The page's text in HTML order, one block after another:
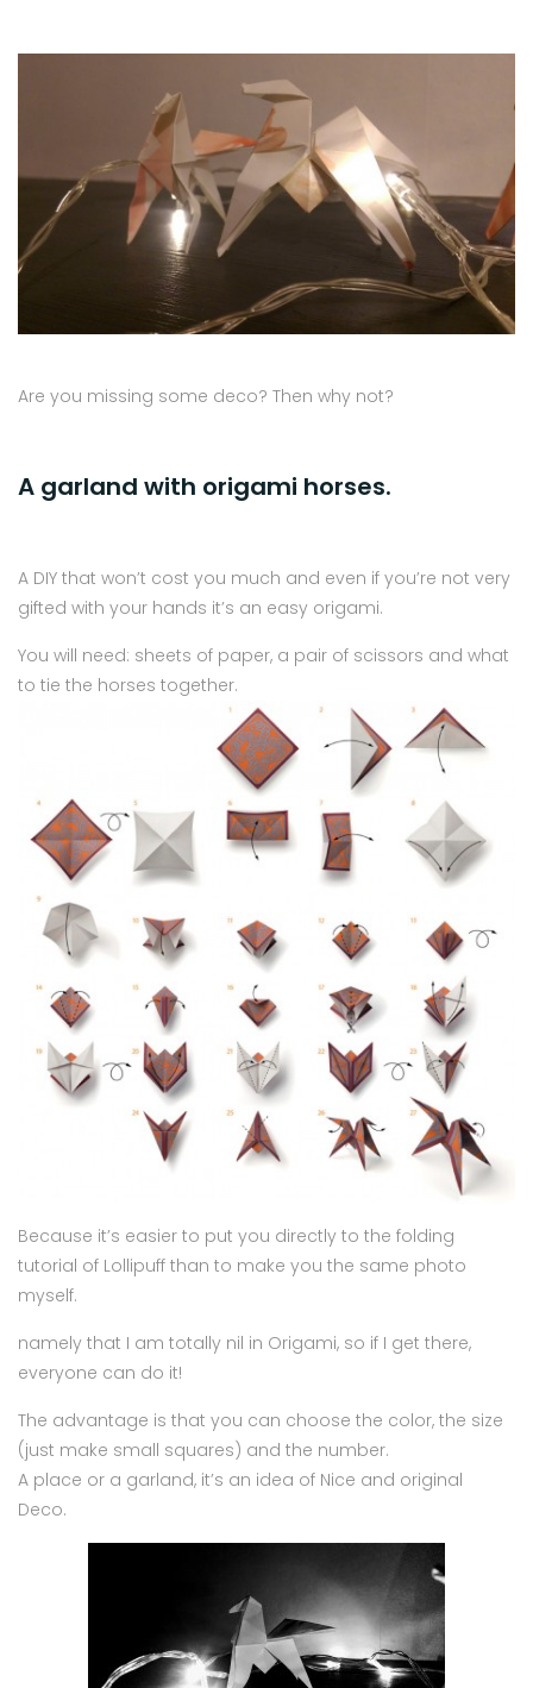
Are you missing some deco? Then why not?
A garland with origami horses.
A DIY that won’t cost you much and even if you’re not very
gifted with your hands it’s an easy origami.
You will need: sheets of paper, a pair of scissors and what
to tie the horses together.
Because it’s easier to put you directly to the folding
tutorial of Lollipuff than to make you the same photo
myself.
namely that I am totally nil in Origami, so if I get there,
everyone can do it!
The advantage is that you can choose the color, the size
(just make small squares) and the number.
A place or a garland, it’s an idea of Nice and original
Deco.